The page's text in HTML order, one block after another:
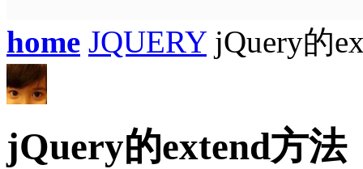
home JQUERY jQuery的
jQuery的extend方法